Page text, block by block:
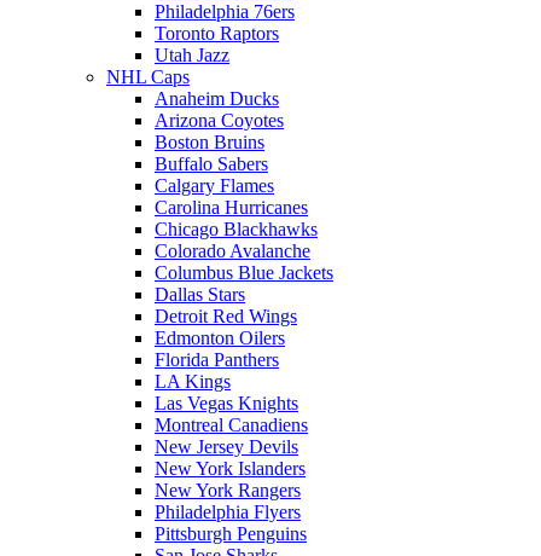
Philadelphia 76ers
Toronto Raptors
Utah Jazz
NHL Caps
Anaheim Ducks
Arizona Coyotes
Boston Bruins
Buffalo Sabers
Calgary Flames
Carolina Hurricanes
Chicago Blackhawks
Colorado Avalanche
Columbus Blue Jackets
Dallas Stars
Detroit Red Wings
Edmonton Oilers
Florida Panthers
LA Kings
Las Vegas Knights
Montreal Canadiens
New Jersey Devils
New York Islanders
New York Rangers
Philadelphia Flyers
Pittsburgh Penguins